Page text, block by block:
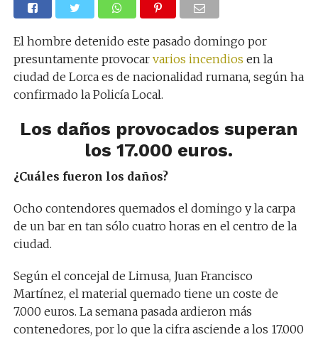
El hombre detenido este pasado domingo por
presuntamente provocar varios incendios en la
ciudad de Lorca es de nacionalidad rumana, según ha
confirmado la Policía Local.
Los daños provocados superan
los 17.000 euros.
¿Cuáles fueron los daños?
Ocho contendores quemados el domingo y la carpa
de un bar en tan sólo cuatro horas en el centro de la
ciudad.
Según el concejal de Limusa, Juan Francisco
Martínez, el material quemado tiene un coste de
7.000 euros. La semana pasada ardieron más
contenedores, por lo que la cifra asciende a los 17.000